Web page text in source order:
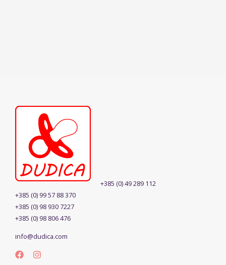
+385 (0) 49 289 112
+385 (0) 99 57 88 370
+385 (0) 98 930 7227
+385 (0) 98 806 476
info@dudica.com